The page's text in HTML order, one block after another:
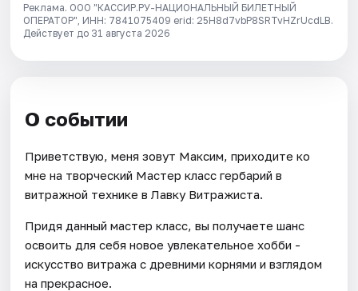
Реклама. ООО "КАССИР.РУ-НАЦИОНАЛЬНЫЙ БИЛЕТНЫЙ
ОПЕРАТОР", ИНН: 7841075409 erid: 25H8d7vbP8SRTvHZrUcdLB.
Действует до 31 августа 2026
О событии
Приветствую, меня зовут Максим, приходите ко
мне на творческий Мастер класс гербарий в
витражной технике в Лавку Витражиста.
Придя данный мастер класс, вы получаете шанс
освоить для себя новое увлекательное хобби -
искусство витража с древними корнями и взглядом
на прекрасное.